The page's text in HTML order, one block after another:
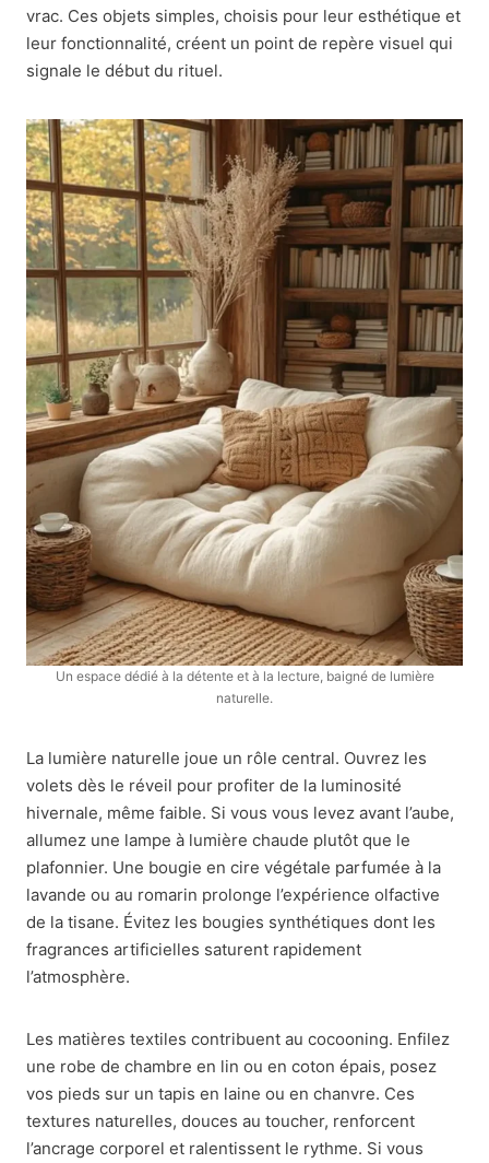
vrac. Ces objets simples, choisis pour leur esthétique et
leur fonctionnalité, créent un point de repère visuel qui
signale le début du rituel.
Un espace dédié à la détente et à la lecture, baigné de lumière
naturelle.
La lumière naturelle joue un rôle central. Ouvrez les
volets dès le réveil pour profiter de la luminosité
hivernale, même faible. Si vous vous levez avant l’aube,
allumez une lampe à lumière chaude plutôt que le
plafonnier. Une bougie en cire végétale parfumée à la
lavande ou au romarin prolonge l’expérience olfactive
de la tisane. Évitez les bougies synthétiques dont les
fragrances artificielles saturent rapidement
l’atmosphère.
Les matières textiles contribuent au cocooning. Enfilez
une robe de chambre en lin ou en coton épais, posez
vos pieds sur un tapis en laine ou en chanvre. Ces
textures naturelles, douces au toucher, renforcent
l’ancrage corporel et ralentissent le rythme. Si vous